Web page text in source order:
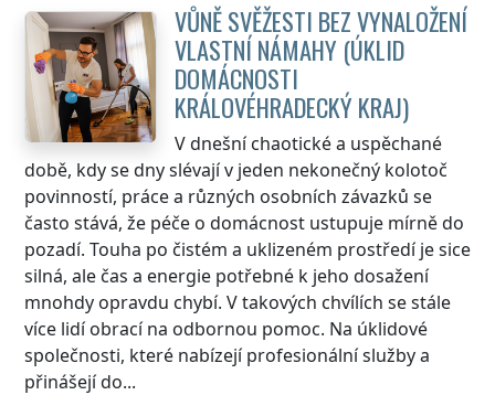
VŮNĚ SVĚŽESTI BEZ VYNALOŽENÍ
VLASTNÍ NÁMAHY (ÚKLID
DOMÁCNOSTI
KRÁLOVÉHRADECKÝ KRAJ)
V dnešní chaotické a uspěchané
době, kdy se dny slévají v jeden nekonečný kolotoč
povinností, práce a různých osobních závazků se
často stává, že péče o domácnost ustupuje mírně do
pozadí. Touha po čistém a uklizeném prostředí je sice
silná, ale čas a energie potřebné k jeho dosažení
mnohdy opravdu chybí. V takových chvílích se stále
více lidí obrací na odbornou pomoc. Na úklidové
společnosti, které nabízejí profesionální služby a
přinášejí do...